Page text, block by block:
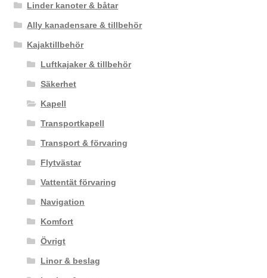
Linder kanoter & båtar
Ally kanadensare & tillbehör
Kajaktillbehör
Luftkajaker & tillbehör
Säkerhet
Kapell
Transportkapell
Transport & förvaring
Flytvästar
Vattentät förvaring
Navigation
Komfort
Övrigt
Linor & beslag